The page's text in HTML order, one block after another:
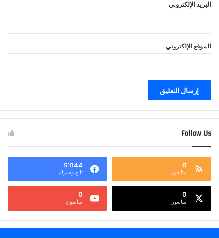
البريد الإلكتروني
الموقع الإلكتروني
Follow Us
0
متابعون
5٬044
تابع وشارك
0
متابعون
0
متابعون